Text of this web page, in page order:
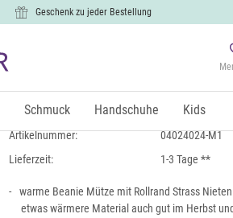
Geschenk zu jeder Bestellung
Schmuck Handschuhe Kids
Beanie mit Strass Nieten
8,99 €
inkl. MwSt., zzgl.Versand
Artikelnummer:
04024024-M1
Lieferzeit:
1-3 Tage **
warme Beanie Mütze mit Rollrand Strass
etwas wärmere Material auch gut im Herbst